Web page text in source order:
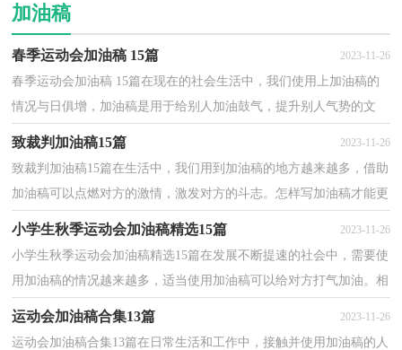
加油稿
春季运动会加油稿 15篇 2023-11-26
春季运动会加油稿 15篇在现在的社会生活中，我们使用上加油稿的
情况与日俱增，加油稿是用于给别人加油鼓气，提升别人气势的文
致裁判加油稿15篇 2023-11-26
致裁判加油稿15篇在生活中，我们用到加油稿的地方越来越多，借助
加油稿可以点燃对方的激情，激发对方的斗志。怎样写加油稿才能更
小学生秋季运动会加油稿精选15篇 2023-11-26
小学生秋季运动会加油稿精选15篇在发展不断提速的社会中，需要使
用加油稿的情况越来越多，适当使用加油稿可以给对方打气加油。相
运动会加油稿合集13篇 2023-11-26
运动会加油稿合集13篇在日常生活和工作中，接触并使用加油稿的人